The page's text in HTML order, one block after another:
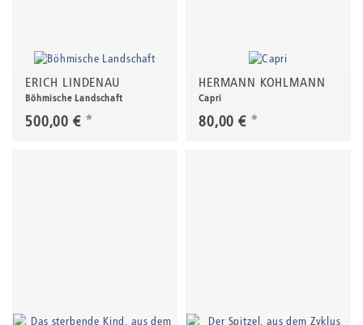
ERICH LINDENAU
Böhmische Landschaft
500,00 € *
HERMANN KOHLMANN
Capri
80,00 € *